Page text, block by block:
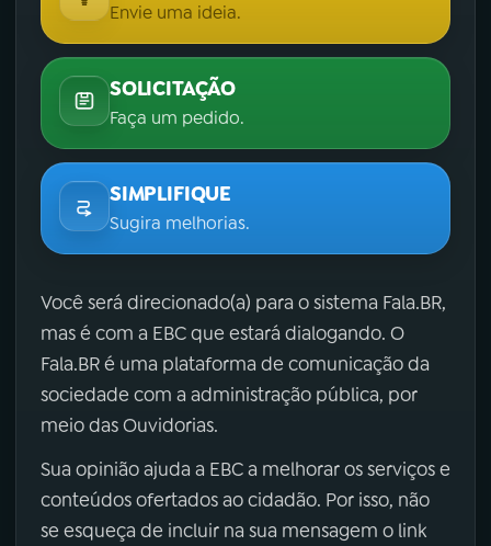
Envie uma ideia.
SOLICITAÇÃO
Faça um pedido.
SIMPLIFIQUE
Sugira melhorias.
Você será direcionado(a) para o sistema Fala.BR,
mas é com a EBC que estará dialogando. O
Fala.BR é uma plataforma de comunicação da
sociedade com a administração pública, por
meio das Ouvidorias.
Sua opinião ajuda a EBC a melhorar os serviços e
conteúdos ofertados ao cidadão. Por isso, não
se esqueça de incluir na sua mensagem o link